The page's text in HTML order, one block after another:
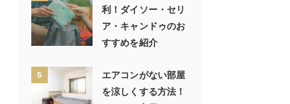
利！ダイソー・セリ
ア・キャンドゥのお
すすめを紹介
5
エアコンがない部屋
を涼しくする方法！